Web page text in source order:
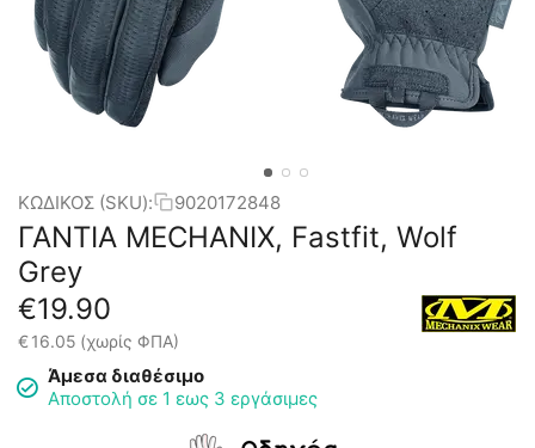
ΚΩΔΙΚΟΣ (SKU): 9020172848
ΓΑΝΤΙΑ MECHANIX, Fastfit, Wolf
Grey
€19.90
€16.05 (χωρίς ΦΠΑ)
Άμεσα διαθέσιμο
Αποστολή σε 1 εως 3 εργάσιμες